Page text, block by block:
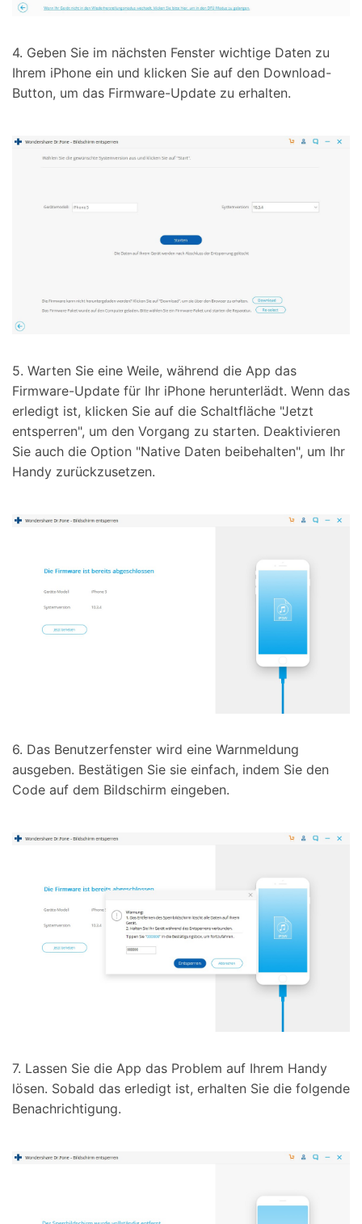
4. Geben Sie im nächsten Fenster wichtige Daten zu
Ihrem iPhone ein und klicken Sie auf den Download-
Button, um das Firmware-Update zu erhalten.
5. Warten Sie eine Weile, während die App das
Firmware-Update für Ihr iPhone herunterlädt. Wenn das
erledigt ist, klicken Sie auf die Schaltfläche "Jetzt
entsperren", um den Vorgang zu starten. Deaktivieren
Sie auch die Option "Native Daten beibehalten", um Ihr
Handy zurückzusetzen.
6. Das Benutzerfenster wird eine Warnmeldung
ausgeben. Bestätigen Sie sie einfach, indem Sie den
Code auf dem Bildschirm eingeben.
7. Lassen Sie die App das Problem auf Ihrem Handy
lösen. Sobald das erledigt ist, erhalten Sie die folgende
Benachrichtigung.